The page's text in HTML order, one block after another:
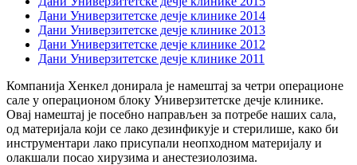
Дани Универзитетске дечје клинике 2014
Дани Универзитетске дечје клинике 2013
Дани Универзитетске дечје клинике 2012
Дани Универзитетске дечје клинике 2011
Компанија Хенкел донирала је намештај за четри операционе
сале у операционом блоку Универзитетске дечје клинике.
Овај намештај је посебно направљен за потребе наших сала,
од материјала који се лако дезинфикује и стерилише, како би
инструментари лако присупали неопходном материјалу и
олакшали посао хирузима и анестезиолозима.